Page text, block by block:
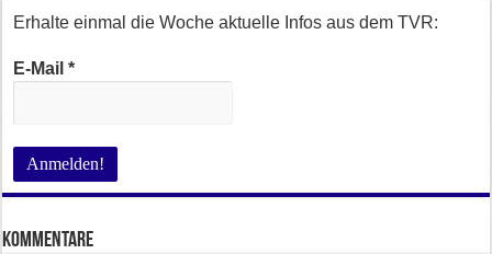
Erhalte einmal die Woche aktuelle Infos aus dem TVR:
E-Mail*
Kommentare